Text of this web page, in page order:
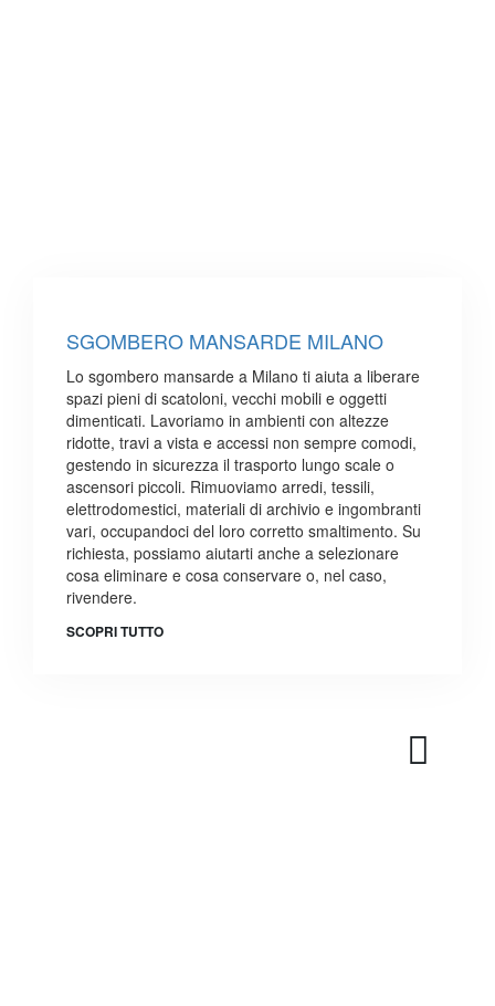
SGOMBERO MANSARDE MILANO
Lo sgombero mansarde a Milano ti aiuta a liberare
spazi pieni di scatoloni, vecchi mobili e oggetti
dimenticati. Lavoriamo in ambienti con altezze
ridotte, travi a vista e accessi non sempre comodi,
gestendo in sicurezza il trasporto lungo scale o
ascensori piccoli. Rimuoviamo arredi, tessili,
elettrodomestici, materiali di archivio e ingombranti
vari, occupandoci del loro corretto smaltimento. Su
richiesta, possiamo aiutarti anche a selezionare
cosa eliminare e cosa conservare o, nel caso,
rivendere.
SCOPRI TUTTO